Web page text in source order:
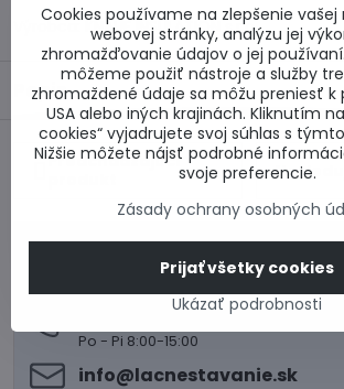
Výrobca:KNAUF INSULATION s.r.o
Popis
Predchádzajúci
0917 969 003
Technické poradenstvo
0948 987 787
Po - Pi 8:00-15:00
info​@lacnestavanie​.sk
Cookies používame na zlepšenie
webovej stránky, analýzu jej
zhromažďovanie údajov o jej
môžeme použiť nástroje a služby
zhromaždené údaje sa môžu preniesť k
USA alebo iných krajinách. Kliknutím
cookies“ vyjadrujete svoj súhlas s
Nižšie môžete nájsť podrobné
svoje preferencie.
Zásady ochrany osobných
Ukázať podrobnosti
Prijať všetky cookies